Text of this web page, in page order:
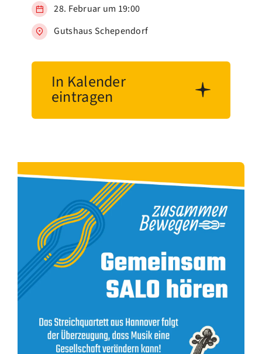
28. Februar um 19:00
Gutshaus Schependorf
In Kalender
eintragen